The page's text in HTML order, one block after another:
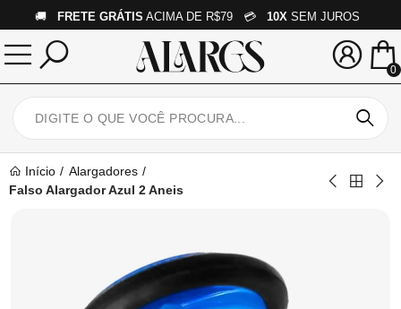
🚚 FRETE GRÁTIS ACIMA DE R$79 💳 10X SEM JUROS
0
Início
Alargadores
Falso Alargador Azul 2 Aneis